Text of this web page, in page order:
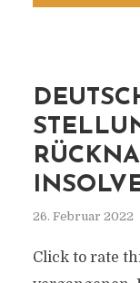
26. Februar 2022
Click to rate